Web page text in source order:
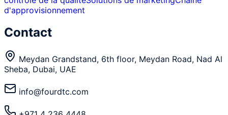
d'approvisionnement
Contact
Meydan Grandstand, 6th floor, Meydan Road, Nad Al
Sheba, Dubai, UAE
info@fourdtc.com